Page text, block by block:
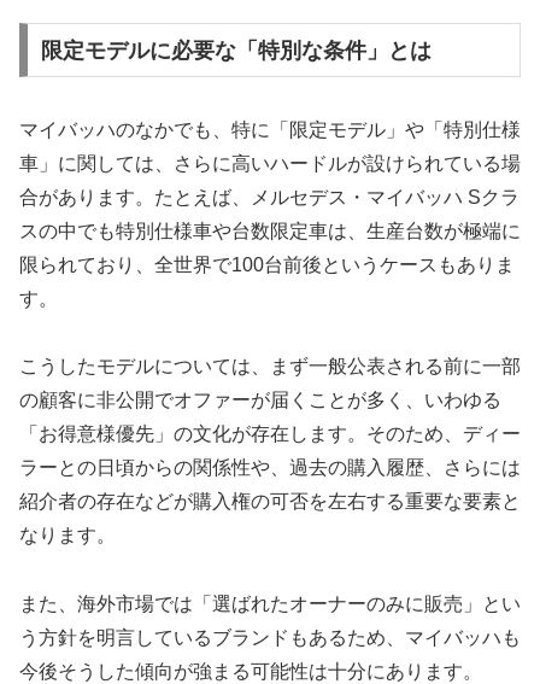
限定モデルに必要な「特別な条件」とは
マイバッハのなかでも、特に「限定モデル」や「特別仕様
車」に関しては、さらに高いハードルが設けられている場
合があります。たとえば、メルセデス・マイバッハ Sクラ
スの中でも特別仕様車や台数限定車は、生産台数が極端に
限られており、全世界で100台前後というケースもありま
す。
こうしたモデルについては、まず一般公表される前に一部
の顧客に非公開でオファーが届くことが多く、いわゆる
「お得意様優先」の文化が存在します。そのため、ディー
ラーとの日頃からの関係性や、過去の購入履歴、さらには
紹介者の存在などが購入権の可否を左右する重要な要素と
なります。
また、海外市場では「選ばれたオーナーのみに販売」とい
う方針を明言しているブランドもあるため、マイバッハも
今後そうした傾向が強まる可能性は十分にあります。